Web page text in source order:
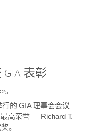
GIA 表彰
的 GIA 理事会会议
高荣誉 — Richard T.
。